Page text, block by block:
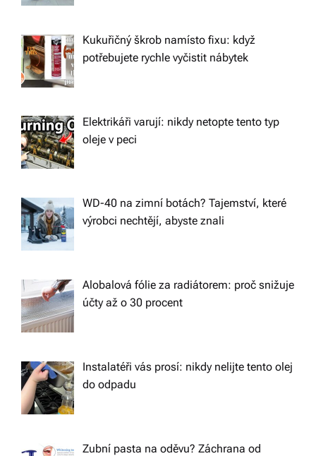
Kukuřičný škrob namísto fixu: když
potřebujete rychle vyčistit nábytek
Elektrikáři varují: nikdy netopte tento typ
oleje v peci
WD-40 na zimní botách? Tajemství, které
výrobci nechtějí, abyste znali
Alobalová fólie za radiátorem: proč snižuje
účty až o 30 procent
Instalatéři vás prosí: nikdy nelijte tento olej
do odpadu
Zubní pasta na oděvu? Záchrana od